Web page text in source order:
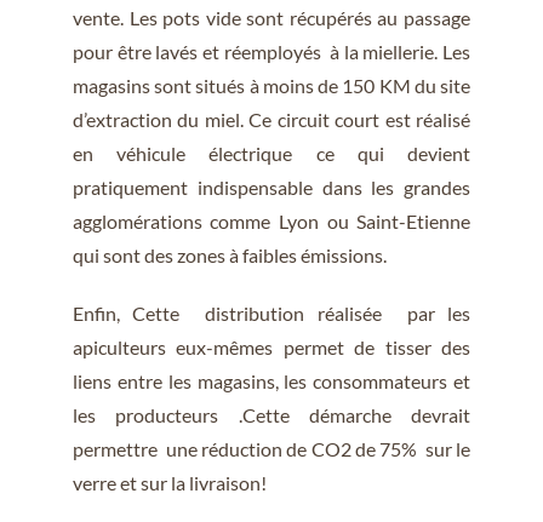
vente. Les pots vide sont récupérés au passage
pour être lavés et réemployés à la miellerie. Les
magasins sont situés à moins de 150 KM du site
d’extraction du miel. Ce circuit court est réalisé
en véhicule électrique ce qui devient
pratiquement indispensable dans les grandes
agglomérations comme Lyon ou Saint-Etienne
qui sont des zones à faibles émissions.
Enfin, Cette distribution réalisée par les
apiculteurs eux-mêmes permet de tisser des
liens entre les magasins, les consommateurs et
les producteurs .Cette démarche devrait
permettre une réduction de CO2 de 75% sur le
verre et sur la livraison!